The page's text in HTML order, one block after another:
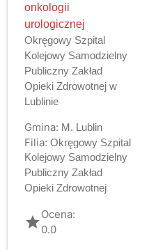
onkologii
urologicznej
Okręgowy Szpital
Kolejowy Samodzielny
Publiczny Zakład
Opieki Zdrowotnej w
Lublinie
Gmina: M. Lublin
Filia: Okręgowy Szpital
Kolejowy Samodzielny
Publiczny Zakład
Opieki Zdrowotnej
gradeOcena:
0.0